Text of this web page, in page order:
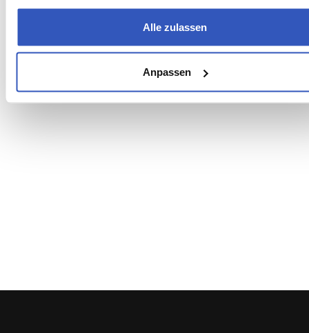
Alle zulassen
Anpassen